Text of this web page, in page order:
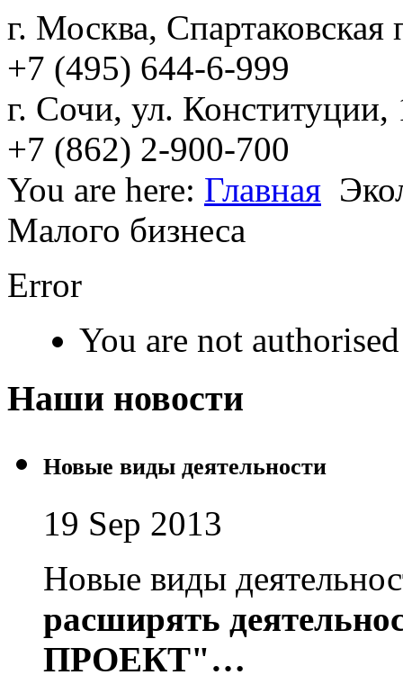
г. Москва, Спартаковская
+7 (495) 644-6-999
г. Сочи, ул.
+7 (862) 2-900-700
You are here: Главная
Малого бизнеса
Error
You are not
Наши новости
Новые виды деятельности
19 Sep 2013
Новые виды
расширять
ПРОЕКТ"…